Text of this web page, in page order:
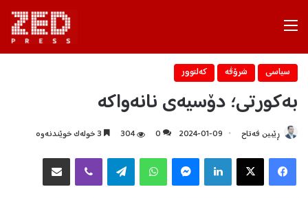
سیاسی شرۆڤه‌ كه‌لتوور
بەکورتی؛ دۆسیەی نانەواکە
ڕێبین فه‌تاح 2024-01-09
0
304
X
Telegram